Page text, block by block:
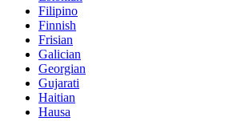
Filipino
Finnish
Frisian
Galician
Georgian
Gujarati
Haitian
Hausa